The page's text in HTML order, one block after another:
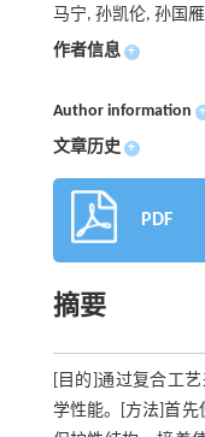
马宁, 孙凯伦, 孙国雁
作者信息 +
Author information +
文章历史 +
PDF
摘要
[目的]通过复合工
学性能。[方法]首先